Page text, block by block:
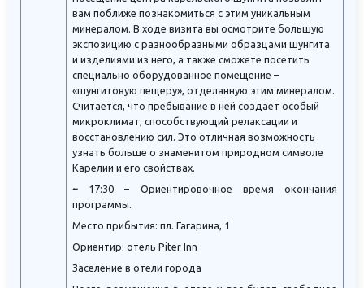
вам поближе познакомиться с этим уникальным
минералом. В ходе визита вы осмотрите большую
экспозицию с разнообразными образцами шунгита
и изделиями из него, а также сможете посетить
специально оборудованное помещение –
«шунгитовую пещеру», отделанную этим минералом.
Считается, что пребывание в ней создает особый
микроклимат, способствующий релаксации и
восстановлению сил. Это отличная возможность
узнать больше о знаменитом природном символе
Карелии и его свойствах.
~ 17:30 – Ориентировочное время окончания
программы.
Место прибытия: пл. Гагарина, 1
Ориентир: отель Piter Inn
Заселение в отели города